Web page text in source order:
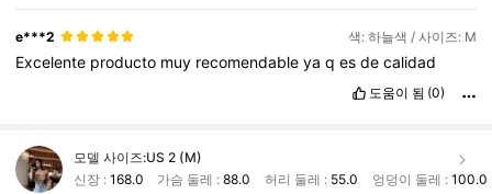
e***2 색: 하늘색 / 사이즈: M
Excelente producto muy recomendableyaqesdecalidad
도움이 됨 (0)
모델 사이즈:US 2 (M)
신장 : 168.0 가슴 둘레 :88.0 허리 둘레 : 55.0 엉덩이 둘레 : 100.0